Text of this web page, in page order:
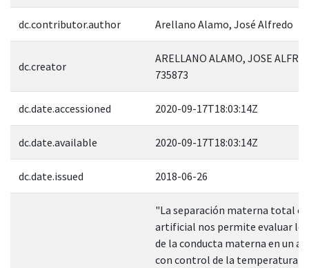
dc.contributor.author Arellano Alamo, José Alfredo
dc.creator
ARELLANO ALAMO, JOSE
735873
dc.date.accessioned 2020-09-17T18:03:14Z
dc.date.available 2020-09-17T18:03:14Z
dc.date.issued 2018-06-26
"La separación materna total
artificial nos permite evaluar
de la conducta materna en un
con control de la temperatura